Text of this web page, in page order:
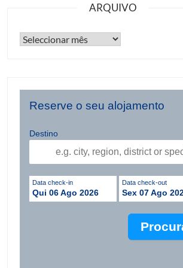
ARQUIVO
Reserve o seu alojamento
Destino
Data check-in
Qui 06 Ago 2026
Data check-out
Sex 07 Ago